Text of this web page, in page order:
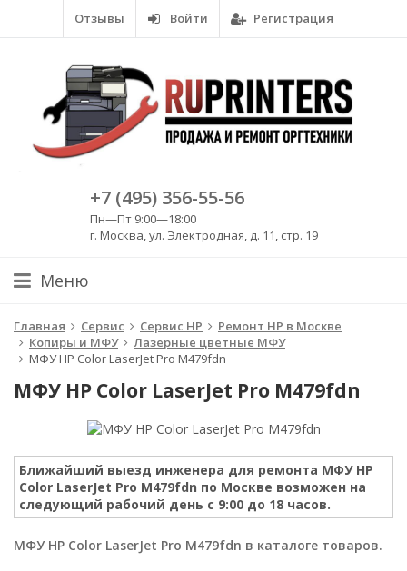
Отзывы Войти Регистрация
+7 (495) 356-55-56
Пн—Пт 9:00—18:00
г. Москва, ул. Электродная, д. 11, стр. 19
Меню
Главная Сервис Сервис HP
Ремонт HP в Москве
Копиры и МФУ
Лазерные цветные МФУ
МФУ HP Color LaserJet Pro M479fdn
МФУ HP Color LaserJet Pro M479fdn
Ближайший выезд инженера для ремонта МФУ HP
Color LaserJet Pro M479fdn по Москве возможен на
следующий рабочий день с 9:00 до 18 часов.
МФУ HP Color LaserJet Pro M479fdn в каталоге товаров.